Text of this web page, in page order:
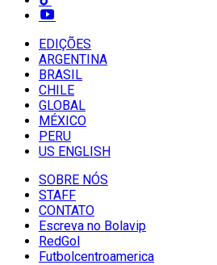
EDIÇÕES
ARGENTINA
BRASIL
CHILE
GLOBAL
MÉXICO
PERU
US ENGLISH
SOBRE NÓS
STAFF
CONTATO
Escreva no Bolavip
RedGol
Futbolcentroamerica